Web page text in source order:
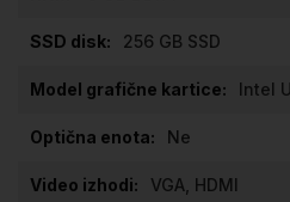
256 GB SSD
Intel
Ne
VGA, HDMI